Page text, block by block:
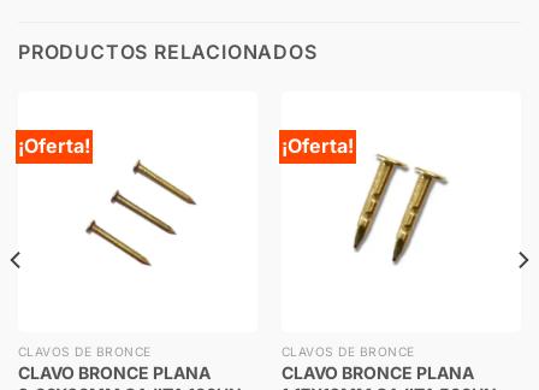
PRODUCTOS RELACIONADOS
¡Oferta!
CLAVOS DE BRONCE
CLAVO BRONCE PLANA
¡Oferta!
CLAVOS DE BRONCE
CLAVO BRONCE PLANA